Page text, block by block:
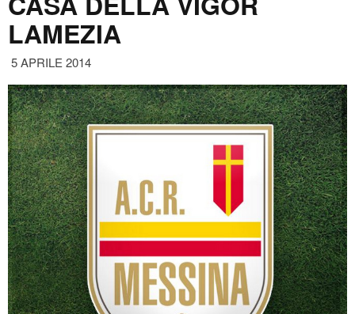
LAMEZIA
5 APRILE 2014